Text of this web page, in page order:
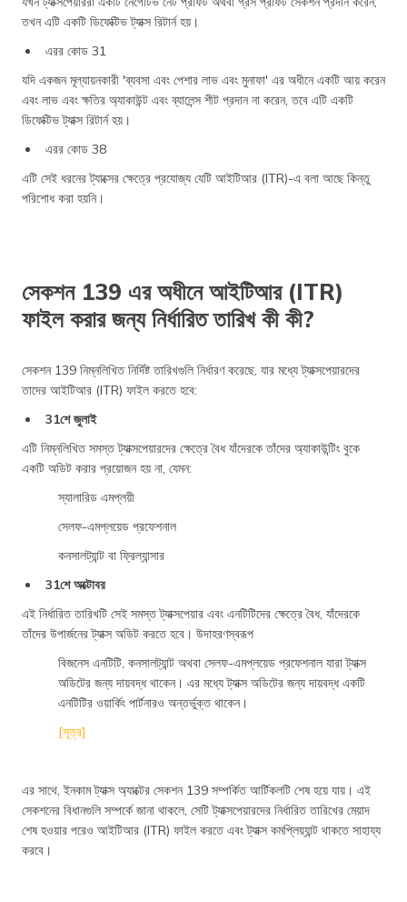
তখন এটি একটি ডিফেক্টিভ ট্যাক্স রিটার্ন হয়।
এরর কোড 31
যদি একজন মূল্যায়নকারী 'ব্যবসা এবং পেশার লাভ এবং মুনাফা' এর অধীনে একটি আয় করেন
এবং লাভ এবং ক্ষতির অ্যাকাউন্ট এবং ব্যালেন্স শীট প্রদান না করেন, তবে এটি একটি
ডিফেক্টিভ ট্যাক্স রিটার্ন হয়।
এরর কোড 38
এটি সেই ধরনের ট্যাক্সের ক্ষেত্রে প্রযোজ্য যেটি আইটিআর (ITR)-এ বলা আছে কিন্তু
পরিশোধ করা হয়নি।
সেকশন 139 এর অধীনে আইটিআর (ITR)
ফাইল করার জন্য নির্ধারিত তারিখ কী কী?
সেকশন 139 নিম্নলিখিত নির্দিষ্ট তারিখগুলি নির্ধারণ করেছে, যার মধ্যে ট্যাক্সপেয়ারদের
তাদের আইটিআর (ITR) ফাইল করতে হবে:
31শে জুলাই
এটি নিম্নলিখিত সমস্ত ট্যাক্সপেয়ারদের ক্ষেত্রে বৈধ যাঁদেরকে তাঁদের অ্যাকাউন্টিং বুকে
একটি অডিট করার প্রয়োজন হয় না, যেমন:
স্যালারিড এমপ্লয়ী
সেলফ-এমপ্লয়েড প্রফেশনাল
কনসালট্যান্ট বা ফ্রিল্যান্সার
31শে অক্টোবর
এই নির্ধারিত তারিখটি সেই সমস্ত ট্যাক্সপেয়ার এবং এনটিটিদের ক্ষেত্রে বৈধ, যাঁদেরকে
তাঁদের উপার্জনের ট্যাক্স অডিট করতে হবে। উদাহরণস্বরূপ
বিজনেস এনটিটি, কনসালট্যান্ট অথবা সেলফ-এমপ্লয়েড প্রফেশনাল যারা ট্যাক্স
অডিটের জন্য দায়বদ্ধ থাকেন। এর মধ্যে ট্যাক্স অডিটের জন্য দায়বদ্ধ একটি
এনটিটির ওয়ার্কিং পার্টনারও অন্তর্ভুক্ত থাকেন।
[সূত্র]
এর সাথে, ইনকাম ট্যাক্স অ্যাক্টের সেকশন 139 সম্পর্কিত আর্টিকলটি শেষ হয়ে যায়। এই
সেকশনের বিধানগুলি সম্পর্কে জানা থাকলে, সেটি ট্যাক্সপেয়ারদের নির্ধারিত তারিখের মেয়াদ
শেষ হওয়ার পরেও আইটিআর (ITR) ফাইল করতে এবং ট্যাক্স কমপ্লিয়্যান্ট থাকতে সাহায্য
করবে।